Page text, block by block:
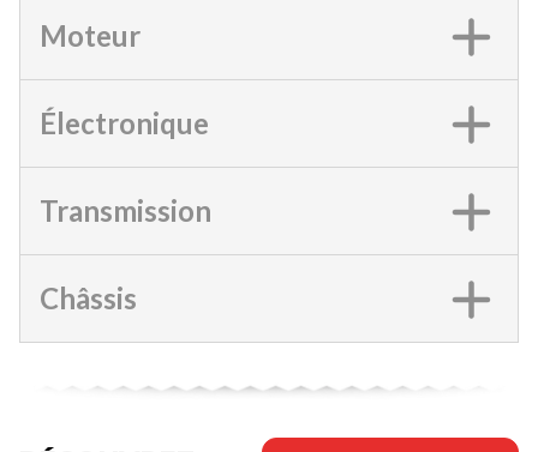
Moteur
Électronique
Transmission
Châssis